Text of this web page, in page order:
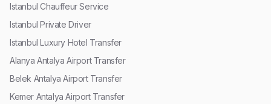
Istanbul Chauffeur Service
Istanbul Private Driver
Istanbul Luxury Hotel Transfer
Alanya Antalya Airport Transfer
Belek Antalya Airport Transfer
Kemer Antalya Airport Transfer